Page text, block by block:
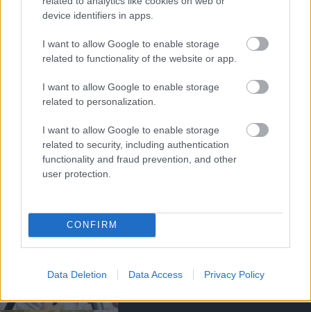
device identifiers in apps.
I want to allow Google to enable storage
related to functionality of the website or app.
I want to allow Google to enable storage
related to personalization.
I want to allow Google to enable storage
related to security, including authentication
functionality and fraud prevention, and other
user protection.
CONFIRM
Data Deletion Data Access Privacy Policy
Támogasd adományoddal
a ManUtdFanatics.hu működését!
Kapcsolódó hírek
RUBEN AMORIM
AMORIM: VOLTAK HIBÁIM A
UNITEDNÉL, BOCSÁNAT A